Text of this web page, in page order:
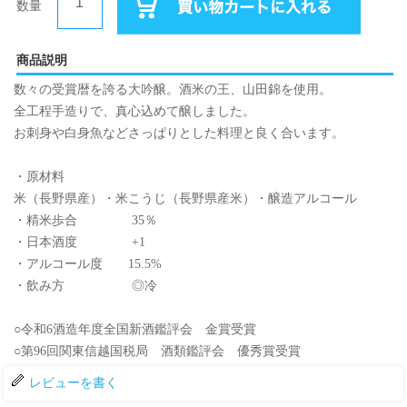
数量
商品説明
数々の受賞暦を誇る大吟醸。酒米の王、山田錦を使用。
全工程手造りで、真心込めて醸しました。
お刺身や白身魚などさっぱりとした料理と良く合います。
・原材料
米（長野県産）・米こうじ（長野県産米）・醸造アルコール
・精米歩合 35％
・日本酒度 +1
・アルコール度 15.5%
・飲み方 ◎冷
○令和6酒造年度全国新酒鑑評会 金賞受賞
○第96回関東信越国税局 酒類鑑評会 優秀賞受賞
レビューを書く